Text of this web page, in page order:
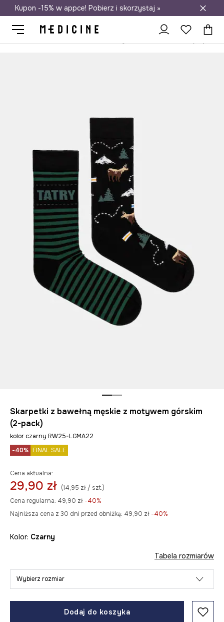
Darmowa dostawa do salonów
Kupon -15% w appce! Pobierz i skorzystaj »
Skarpetki z bawełną męskie z motywem górskim
(2-pack)
kolor czarny RW25-LGMA22
-40% FINAL SALE
Cena aktualna:
29,90 zł (14,95 zł / szt.)
Cena regularna: 49,90 zł -40%
Najniższa cena z 30 dni przed obniżką: 49,90 zł -40%
Kolor: czarny
Tabela rozmiarów
Wybierz rozmiar
Dodaj do koszyka